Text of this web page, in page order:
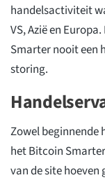
handelsactiviteit
VS, Azië en
Smarter nooit een
storing.
Zowel beginnende
het Bitcoin
van de site hoeven